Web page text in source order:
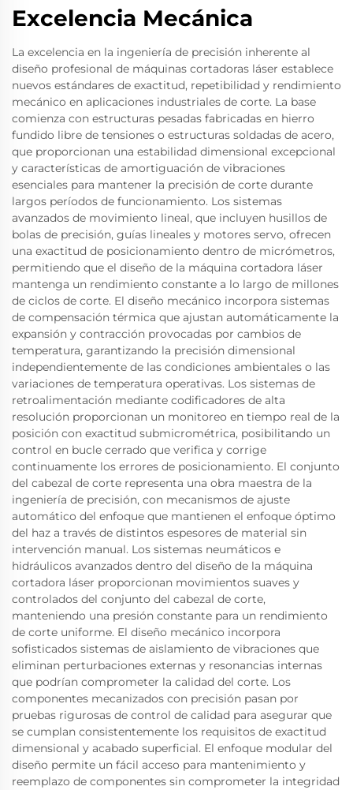
Excelencia Mecánica
La excelencia en la ingeniería de precisión inherente al
diseño profesional de máquinas cortadoras láser establece
nuevos estándares de exactitud, repetibilidad y rendimiento
mecánico en aplicaciones industriales de corte. La base
comienza con estructuras pesadas fabricadas en hierro
fundido libre de tensiones o estructuras soldadas de acero,
que proporcionan una estabilidad dimensional excepcional
y características de amortiguación de vibraciones
esenciales para mantener la precisión de corte durante
largos períodos de funcionamiento. Los sistemas
avanzados de movimiento lineal, que incluyen husillos de
bolas de precisión, guías lineales y motores servo, ofrecen
una exactitud de posicionamiento dentro de micrómetros,
permitiendo que el diseño de la máquina cortadora láser
mantenga un rendimiento constante a lo largo de millones
de ciclos de corte. El diseño mecánico incorpora sistemas
de compensación térmica que ajustan automáticamente la
expansión y contracción provocadas por cambios de
temperatura, garantizando la precisión dimensional
independientemente de las condiciones ambientales o las
variaciones de temperatura operativas. Los sistemas de
retroalimentación mediante codificadores de alta
resolución proporcionan un monitoreo en tiempo real de la
posición con exactitud submicrométrica, posibilitando un
control en bucle cerrado que verifica y corrige
continuamente los errores de posicionamiento. El conjunto
del cabezal de corte representa una obra maestra de la
ingeniería de precisión, con mecanismos de ajuste
automático del enfoque que mantienen el enfoque óptimo
del haz a través de distintos espesores de material sin
intervención manual. Los sistemas neumáticos e
hidráulicos avanzados dentro del diseño de la máquina
cortadora láser proporcionan movimientos suaves y
controlados del conjunto del cabezal de corte,
manteniendo una presión constante para un rendimiento
de corte uniforme. El diseño mecánico incorpora
sofisticados sistemas de aislamiento de vibraciones que
eliminan perturbaciones externas y resonancias internas
que podrían comprometer la calidad del corte. Los
componentes mecanizados con precisión pasan por
pruebas rigurosas de control de calidad para asegurar que
se cumplan consistentemente los requisitos de exactitud
dimensional y acabado superficial. El enfoque modular del
diseño permite un fácil acceso para mantenimiento y
reemplazo de componentes sin comprometer la integridad